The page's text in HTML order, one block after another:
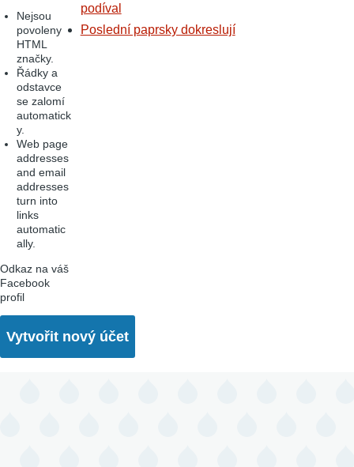
Nejsou
povoleny
HTML
značky.
Řádky a
odstavce
se zalomí
automatick
y.
Web page
addresses
and email
addresses
turn into
links
automatic
ally.
Odkaz na váš
Facebook
profil
podíval
Poslední paprsky dokreslují